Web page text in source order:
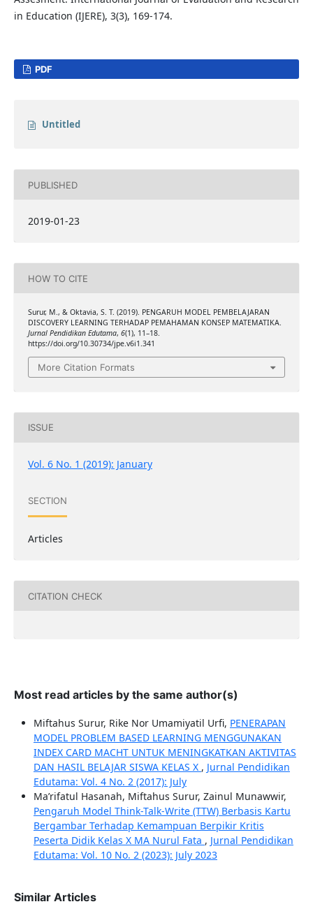
in Education (IJERE), 3(3), 169-174.
PDF
Untitled
PUBLISHED
2019-01-23
HOW TO CITE
Surur, M., & Oktavia, S. T. (2019). PENGARUH MODEL PEMBELAJARAN
DISCOVERY LEARNING TERHADAP PEMAHAMAN KONSEP MATEMATIKA.
Jurnal Pendidikan Edutama, 6(1), 11–18.
https://doi.org/10.30734/jpe.v6i1.341
More Citation Formats
ISSUE
Vol. 6 No. 1 (2019): January
SECTION
Articles
CITATION CHECK
Most read articles by the same author(s)
Miftahus Surur, Rike Nor Umamiyatil Urfi, PENERAPAN
MODEL PROBLEM BASED LEARNING MENGGUNAKAN
INDEX CARD MACHT UNTUK MENINGKATKAN AKTIVITAS
DAN HASIL BELAJAR SISWA KELAS X , Jurnal Pendidikan
Edutama: Vol. 4 No. 2 (2017): July
Ma’rifatul Hasanah, Miftahus Surur, Zainul Munawwir,
Pengaruh Model Think-Talk-Write (TTW) Berbasis Kartu
Bergambar Terhadap Kemampuan Berpikir Kritis
Peserta Didik Kelas X MA Nurul Fata , Jurnal Pendidikan
Edutama: Vol. 10 No. 2 (2023): July 2023
Similar Articles